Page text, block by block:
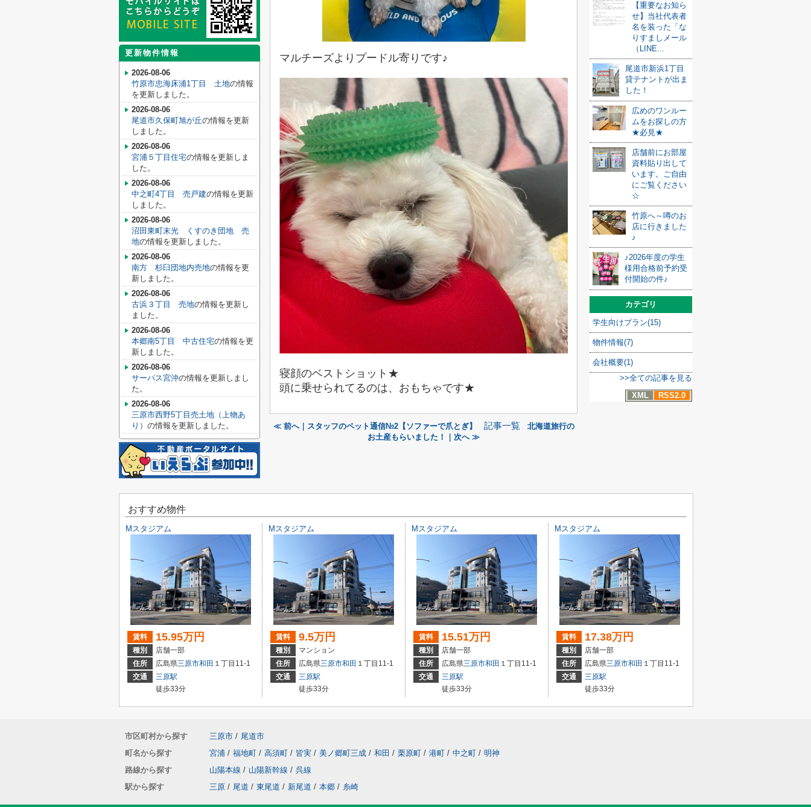
マルチーズよりプードル寄りです♪
寝顔のベストショット★
頭に乗せられてるのは、おもちゃです★
≪ 前へ｜スタッフのペット通信№2【ソファーで爪とぎ】 記事一覧
北海道旅行の
お土産もらいました！｜次へ ≫
【重要なお知ら
せ】当社代表者
名を装った「な
りすましメール
（LINE...
尾道市新浜1丁目
貸テナントが出ま
した！
広めのワンルー
ムをお探しの方
★必見★
店舗前にお部屋
資料貼り出して
います。ご自由
にご覧ください
☆
竹原へ～噂のお
店に行きました
♪
♪2026年度の学生
様用合格前予約受
付開始の件♪
カテゴリ
学生向けプラン(15)
物件情報(7)
会社概要(1)
>>全ての記事を見る
XML
RSS2.0
更新物件情報
2026-08-06
竹原市忠海床浦1丁目 土地の情報
を更新しました。
2026-08-06
尾道市久保町旭が丘の情報を更新
しました。
2026-08-06
宮浦５丁目住宅の情報を更新しま
した。
2026-08-06
中之町4丁目 売戸建の情報を更新
しました。
2026-08-06
沼田東町末光 くすのき団地 売
地の情報を更新しました。
2026-08-06
南方 杉臼団地内売地の情報を更
新しました。
2026-08-06
古浜３丁目 売地の情報を更新し
ました。
2026-08-06
本郷南5丁目 中古住宅の情報を更
新しました。
2026-08-06
サーパス宮沖の情報を更新しまし
た。
2026-08-06
三原市西野5丁目売土地（上物あ
り） の情報を更新しました。
おすすめ物件
Mスタジアム
賃料 15.95万円
種別
店舗一部
住所
広島県三原市和田 １丁目11-1
交通
三原駅
徒歩33分
Mスタジアム
賃料 9.5万円
種別
マンション
住所
広島県三原市和田 １丁目11-1
交通
三原駅
徒歩33分
Mスタジアム
賃料 15.51万円
種別
店舗一部
住所
広島県三原市和田 １丁目11-1
交通
三原駅
徒歩33分
Mスタジアム
賃料 17.38万円
種別
店舗一部
住所
広島県三原市和田 １丁目11-1
交通
三原駅
徒歩33分
市区町村から探す 三原市 / 尾道市
町名から探す
宮浦 / 福地町 / 高須町 / 皆実 / 美ノ郷町三成 / 和田 / 栗原町 / 港町 / 中之町 / 明神
路線から探す
山陽本線 / 山陽新幹線 / 呉線
駅から探す
三原 / 尾道 / 東尾道 / 新尾道 / 本郷 / 糸崎